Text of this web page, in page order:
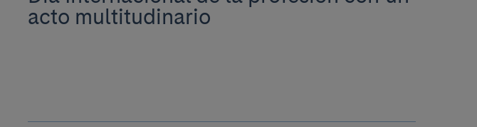
acto multitudinario